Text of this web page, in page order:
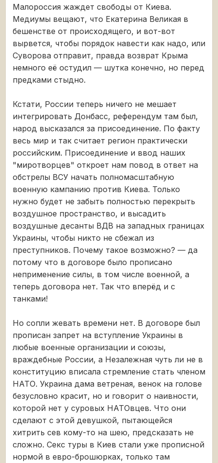
Малороссия жаждет свободы от Киева.
Медиумы вещают, что Екатерина Великая в
бешенстве от происходящего, и вот-вот
вырвется, чтобы порядок навести как надо, или
Суворова отправит, правда возврат Крыма
немного её остудил — шутка конечно, но перед
предками стыдно.
Кстати, России теперь ничего не мешает
интегрировать Донбасс, референдум там был,
народ высказался за присоединение. По факту
весь мир и так считает регион практически
российским. Присоединение и ввод наших
"миротворцев" откроет нам повод в ответ на
обстрелы ВСУ начать полномасштабную
военную кампанию против Киева. Только
нужно будет не забыть полностью перекрыть
воздушное пространство, и высадить
воздушные десанты ВДВ на западных границах
Украины, чтобы никто не сбежал из
преступников. Почему такое возможно? — да
потому что в договоре было прописано
неприменение силы, в том числе военной, а
теперь договора нет. Так что вперёд и с
танками!
Но сопли жевать времени нет. В договоре был
прописан запрет на вступление Украины в
любые военные организации и союзы,
враждебные России, а Незалежная чуть ли не в
конституцию вписала стремление стать членом
НАТО. Украина дама ветреная, венок на голове
безусловно красит, но и говорит о наивности,
которой нет у суровых НАТОвцев. Что они
сделают с этой девушкой, пытающейся
хитрить сев кому-то на шею, предсказать не
сложно. Секс туры в Киев стали уже прописной
нормой в евро-брошюрках, только там